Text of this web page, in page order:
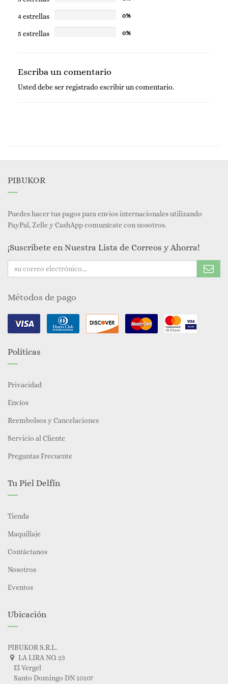
4 estrellas 0%
5 estrellas 0%
Escriba un comentario
Usted debe serregistrado escribir un comentario.
PIBUKOR
Puedes hacer tus pagos para envios internacionales utilizando
PayPal, Zelle y CashApp comunícate con nosotros.
¡Suscribete en Nuestra Lista de Correos y Ahorra!
Métodos de pago
Políticas
Privacidad
Envíos
Reembolsos y Cancelaciones
Servicio al Cliente
Preguntas Frecuente
Tu Piel Delfín
Tienda
Maquillaje
Contáctanos
Nosotros
Eventos
Ubicación
PIBUKOR S.R.L.
LA LIRA NO. 23
El Vergel
Santo Domingo DN 10107